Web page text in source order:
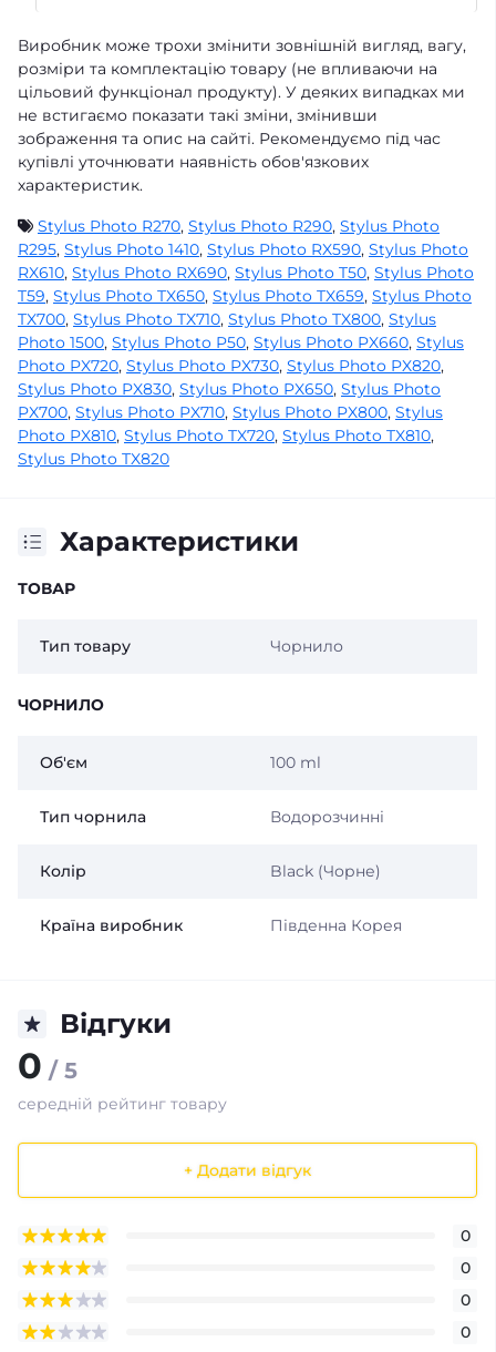
Виробник може трохи змінити зовнішній вигляд, вагу,
розміри та комплектацію товару (не впливаючи на
цільовий функціонал продукту). У деяких випадках ми
не встигаємо показати такі зміни, змінивши
зображення та опис на сайті. Рекомендуємо під час
купівлі уточнювати наявність обов'язкових
характеристик.
Stylus Photo R270, Stylus Photo R290, Stylus Photo
R295, Stylus Photo 1410, Stylus Photo RX590, Stylus Photo
RX610, Stylus Photo RX690, Stylus Photo T50, Stylus Photo
T59, Stylus Photo TX650, Stylus Photo TX659, Stylus Photo
TX700, Stylus Photo TX710, Stylus Photo TX800, Stylus
Photo 1500, Stylus Photo P50, Stylus Photo PX660, Stylus
Photo PX720, Stylus Photo PX730, Stylus Photo PX820,
Stylus Photo PX830, Stylus Photo PX650, Stylus Photo
PX700, Stylus Photo PX710, Stylus Photo PX800, Stylus
Photo PX810, Stylus Photo TX720, Stylus Photo TX810,
Stylus Photo TX820
Характеристики
ТОВАР
Тип товару Чорнило
ЧОРНИЛО
Об'єм 100 ml
Тип чорнила Водорозчинні
Колір Black (Чорне)
Країна виробник Південна Корея
Відгуки
0 / 5
середній рейтинг товару
+ Додати відгук
0
0
0
0